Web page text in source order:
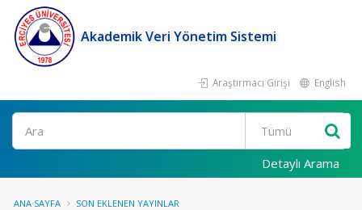
Akademik Veri Yönetim Sistemi
Araştırmacı Girişi English
Ara
Detaylı Arama
ANA SAYFA SON EKLENEN YAYINLAR